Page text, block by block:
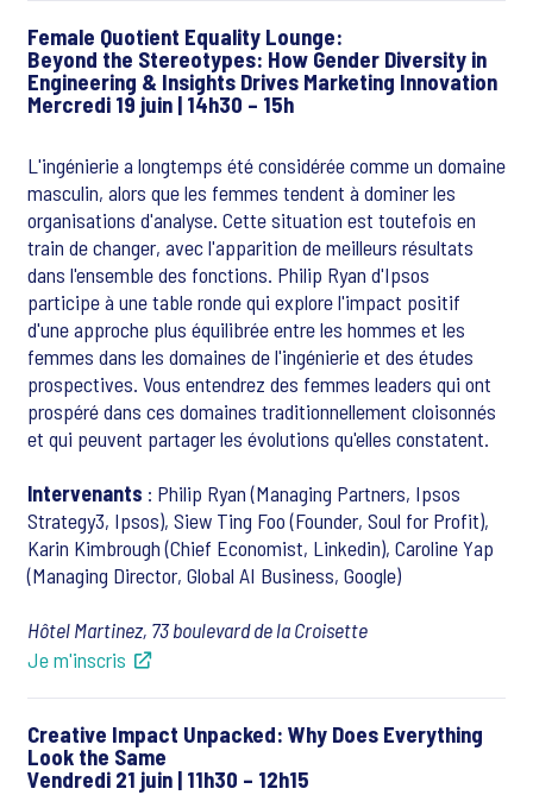
Female Quotient Equality Lounge:
Beyond the Stereotypes: How Gender Diversity in
Engineering & Insights Drives Marketing Innovation
Mercredi 19 juin | 14h30 – 15h
L'ingénierie a longtemps été considérée comme un domaine
masculin, alors que les femmes tendent à dominer les
organisations d'analyse. Cette situation est toutefois en
train de changer, avec l'apparition de meilleurs résultats
dans l'ensemble des fonctions. Philip Ryan d'Ipsos
participe à une table ronde qui explore l'impact positif
d'une approche plus équilibrée entre les hommes et les
femmes dans les domaines de l'ingénierie et des études
prospectives. Vous entendrez des femmes leaders qui ont
prospéré dans ces domaines traditionnellement cloisonnés
et qui peuvent partager les évolutions qu'elles constatent.
Intervenants : Philip Ryan (Managing Partners, Ipsos
Strategy3, Ipsos), Siew Ting Foo (Founder, Soul for Profit),
Karin Kimbrough (Chief Economist, Linkedin), Caroline Yap
(Managing Director, Global AI Business, Google)
Hôtel Martinez, 73 boulevard de la Croisette
Je m'inscris
Creative Impact Unpacked: Why Does Everything
Look the Same
Vendredi 21 juin | 11h30 – 12h15